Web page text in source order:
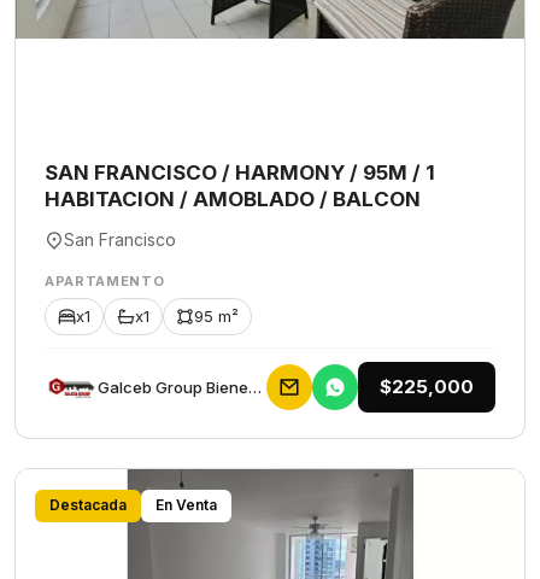
SAN FRANCISCO / HARMONY / 95M / 1
HABITACION / AMOBLADO / BALCON
San Francisco
APARTAMENTO
x1 x1 95 m²
Galceb Group Bienes Raices $225,000
Destacada En Venta